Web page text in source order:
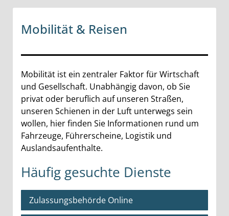
Mobilität & Reisen
Mobilität ist ein zentraler Faktor für Wirtschaft
und Gesellschaft. Unabhängig davon, ob Sie
privat oder beruflich auf unseren Straßen,
unseren Schienen in der Luft unterwegs sein
wollen, hier finden Sie Informationen rund um
Fahrzeuge, Führerscheine, Logistik und
Auslandsaufenthalte.
Häufig gesuchte Dienste
Zulassungsbehörde Online